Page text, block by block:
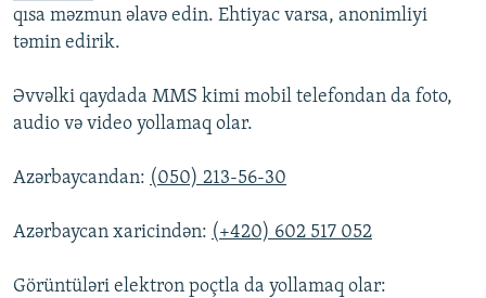
FOTOQALEREYA
İNFOQRAFIKA
KARIKATURA
OXU ZALI
AZƏRBAYCAN ƏDƏBIYYATI KITABXANASI
İSLAM VƏ DEMOKRATIYA
İZ - MƏDƏNIYYƏT PROQRAMI
HAQQIMIZDA
MISSIYAMIZ
PEŞƏ ETIKASI VƏ JURNALISTIKA STANDARTLARIMIZ
MATERIALLARIMIZDAN ISTIFADƏ
AZADLIQRADIOSU MOBIL TELEFONUNUZDA
XƏBƏR BÜLLETENLƏRIMIZ
RFE/RL-in bütün saytları
qısa məzmun əlavə edin. Ehtiyac varsa, anonimliyi
təmin edirik.
Əvvəlki qaydada MMS kimi mobil telefondan da foto,
audio və video yollamaq olar.
Azərbaycandan: (050) 213-56-30
Azərbaycan xaricindən: (+420) 602 517 052
Görüntüləri elektron poçtla da yollamaq olar: